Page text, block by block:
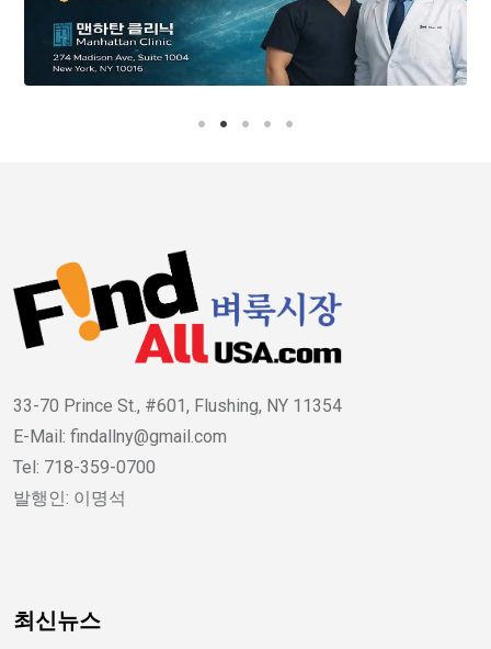
33-70 Prince St., #601, Flushing, NY 11354
E-Mail: findallny@gmail.com
Tel: 718-359-0700
발행인: 이명석
최신뉴스